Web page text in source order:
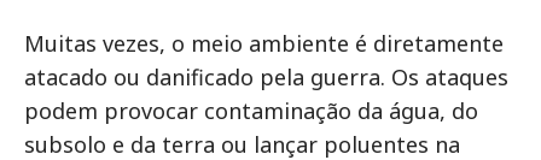
Muitas vezes, o meio ambiente é diretamente
atacado ou danificado pela guerra. Os ataques
podem provocar contaminação da água, do
subsolo e da terra ou lançar poluentes na